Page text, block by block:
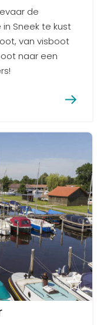
de
Sneek te kust
van visboot
naar een